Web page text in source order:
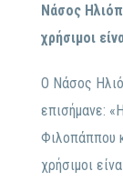
Νάσος
χρήσιμοι
Ο Νάσος
επισήμανε:
Φιλοπάππου
χρήσιμοι